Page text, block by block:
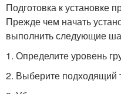
Подготовка к установке
Прежде чем начать
выполнить следующие
1. Определите уровень
2. Выберите подходящий